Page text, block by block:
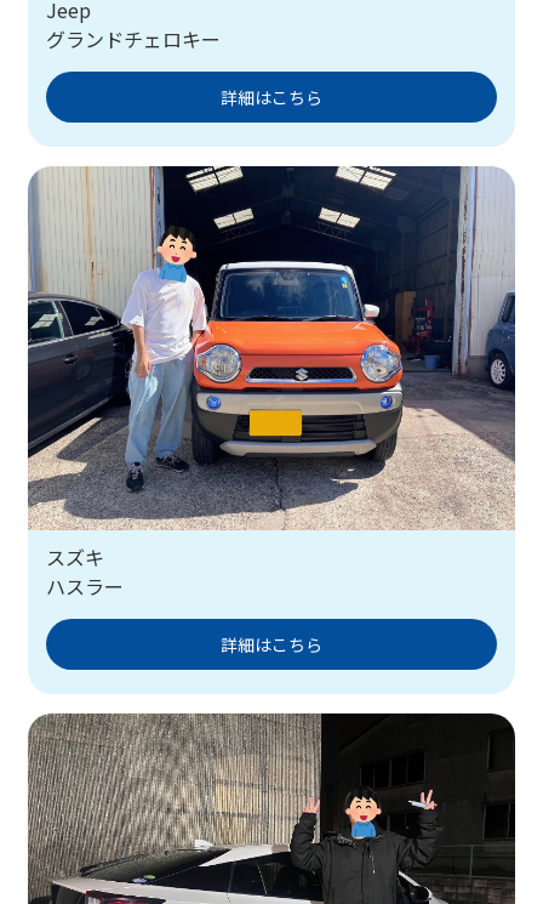
Jeep
グランドチェロキー
詳細はこちら
スズキ
ハスラー
詳細はこちら